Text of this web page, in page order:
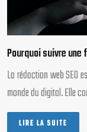
Pourquoi suivre une
La rédaction web SEO
monde du digital. Elle
LIRE LA SUITE